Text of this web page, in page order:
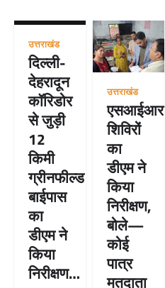
उत्तराखंड
दिल्ली-
देहरादून
कॉरिडोर
से जुड़ी
12
किमी
ग्रीनफील्ड
बाईपास
का
डीएम ने
किया
निरीक्षण…
उत्तराखंड
एसआईआर
शिविरों
का
डीएम ने
किया
निरीक्षण,
बोले—
कोई
पात्र
मतदाता